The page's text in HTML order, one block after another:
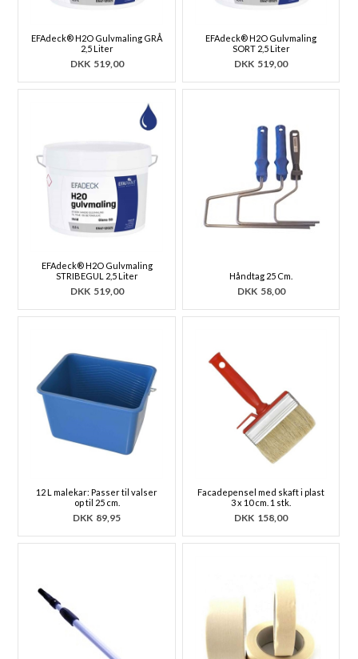
EFAdeck® H2O Gulvmaling GRÅ
2,5 Liter
DKK 519,00
EFAdeck® H2O Gulvmaling
SORT 2,5 Liter
DKK 519,00
EFAdeck® H2O Gulvmaling
STRIBEGUL 2,5 Liter
DKK 519,00
Håndtag 25 Cm.
DKK 58,00
12 L malekar: Passer til valser
op til 25 cm.
DKK 89,95
Facadepensel med skaft i plast
3 x 10 cm. 1 stk.
DKK 158,00